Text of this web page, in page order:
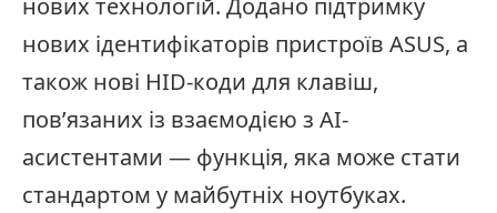
нових ідентифікаторів пристроїв ASUS, а
також нові HID-коди для клавіш,
пов’язаних із взаємодією з AI-
асистентами — функція, яка може стати
стандартом у майбутніх ноутбуках.